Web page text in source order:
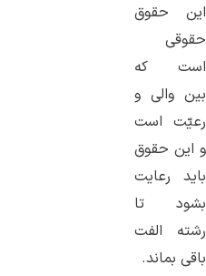
این حقوق
حقوقی
است كه
بین والی و
رعیّت است
و این حقوق
باید رعایت
بشود تا
رشته الفت
باقی بماند.